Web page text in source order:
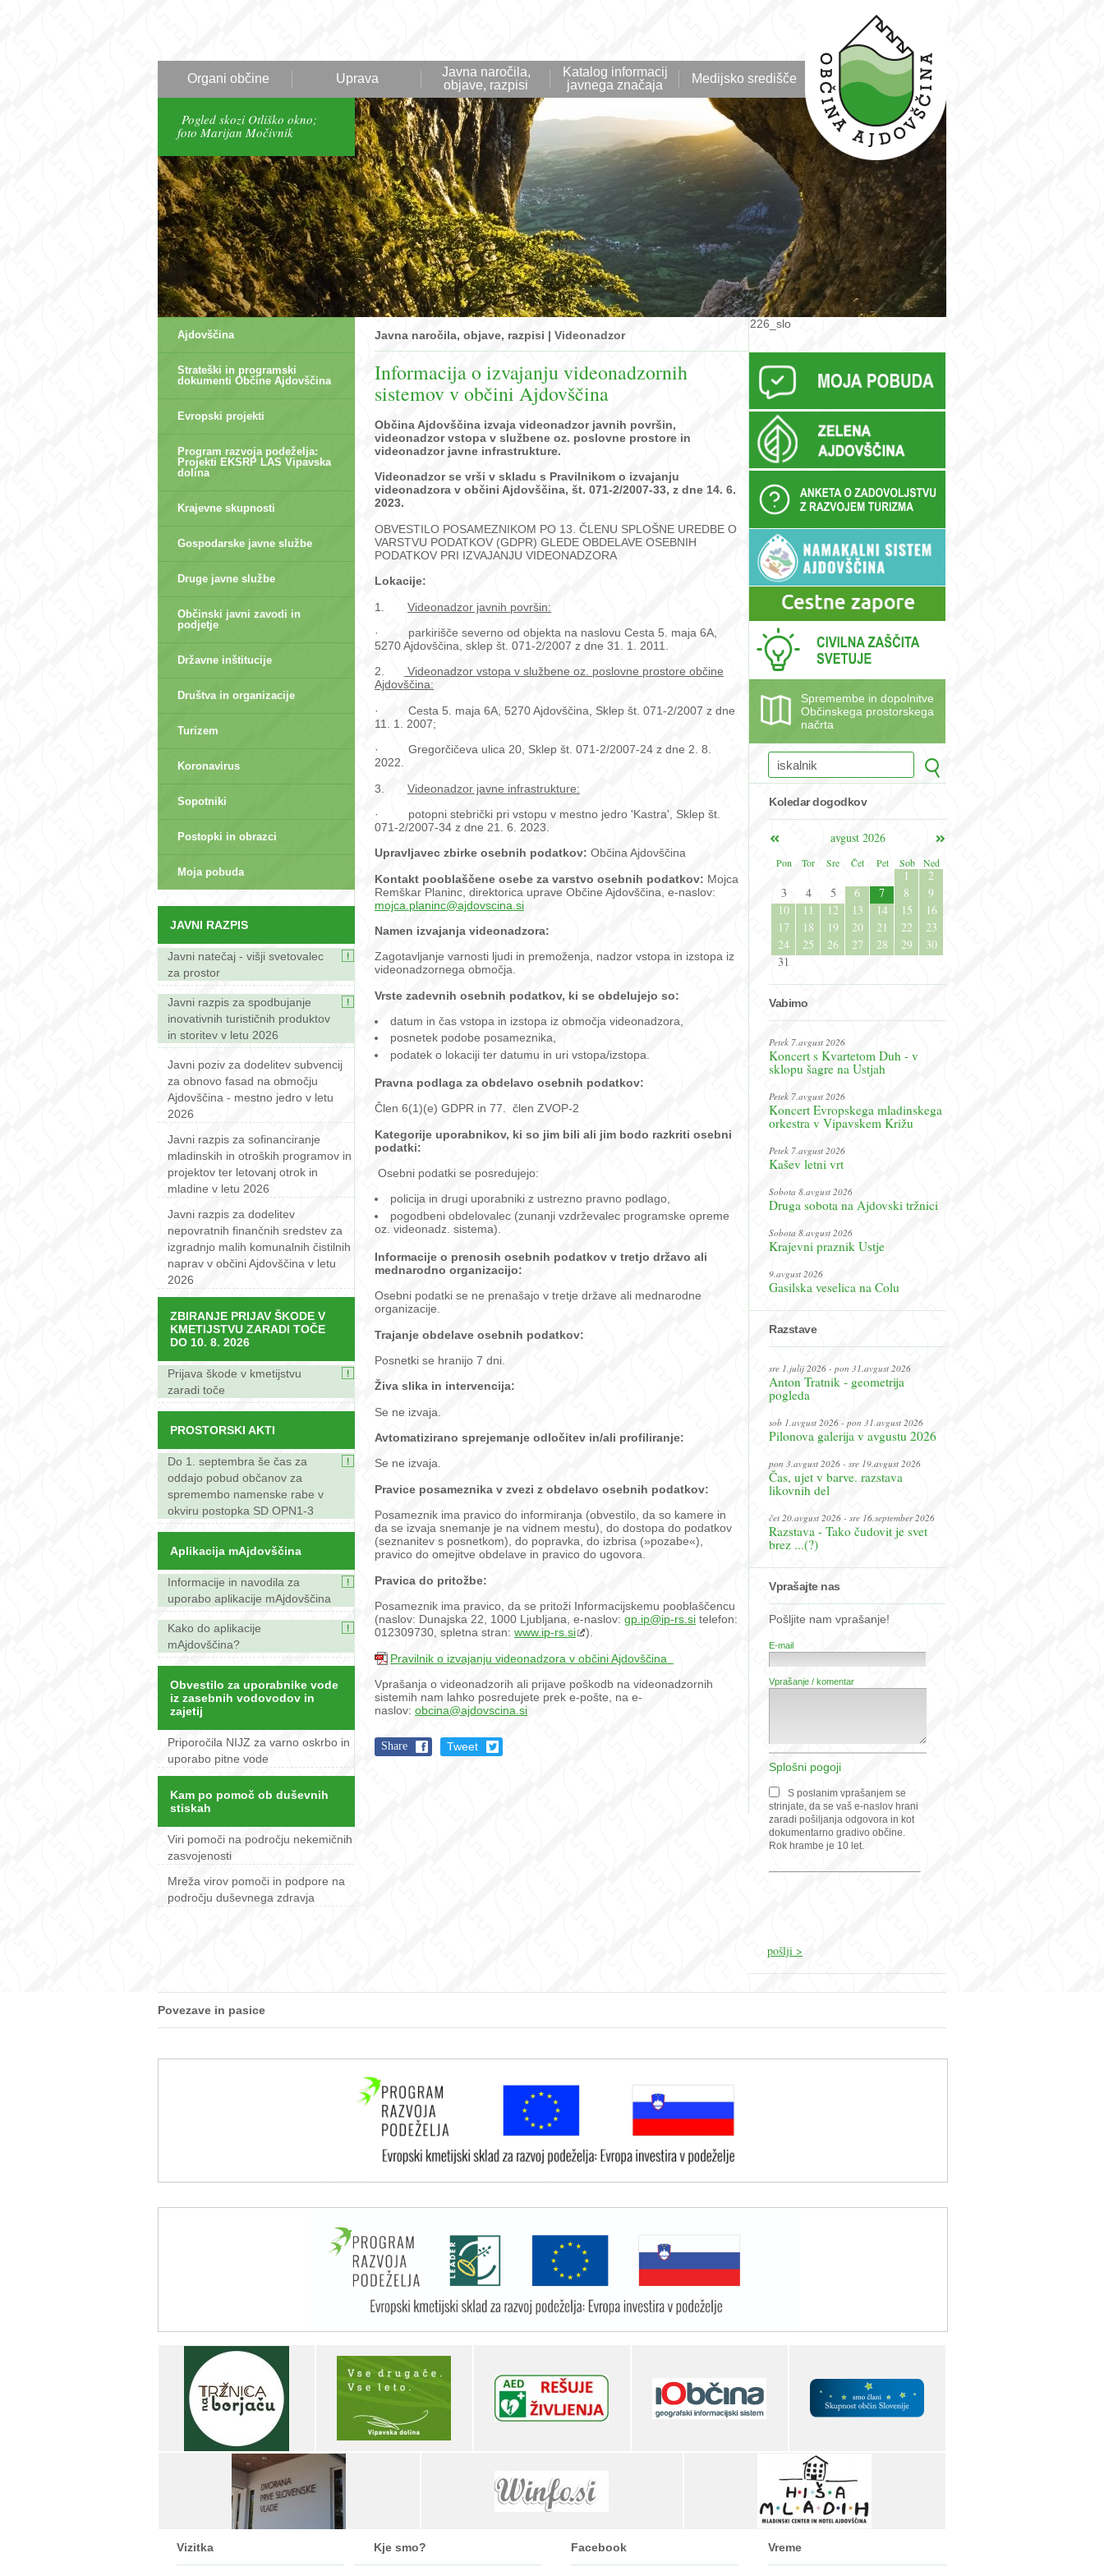
Organi občine Uprava
Javna naročila,
objave, razpisi
Katalog informacij
javnega značaja
Medijsko središče
Pogled skozi Otliško okno;
foto Marijan Močivnik
Ajdovščina
Strateški in programski
dokumenti Občine Ajdovščina
Evropski projekti
Program razvoja podeželja:
Projekti EKSRP LAS Vipavska
dolina
Krajevne skupnosti
Gospodarske javne službe
Druge javne službe
Občinski javni zavodi in
podjetje
Državne inštitucije
Društva in organizacije
Turizem
Koronavirus
Sopotniki
Postopki in obrazci
Moja pobuda
JAVNI RAZPIS
Javni natečaj - višji svetovalec
za prostor
Javni razpis za spodbujanje
inovativnih turističnih produktov
in storitev v letu 2026
Javni poziv za dodelitev subvencij
za obnovo fasad na območju
Ajdovščina - mestno jedro v letu
2026
Javni razpis za sofinanciranje
mladinskih in otroških programov in
projektov ter letovanj otrok in
mladine v letu 2026
Javni razpis za dodelitev
nepovratnih finančnih sredstev za
izgradnjo malih komunalnih čistilnih
naprav v občini Ajdovščina v letu
2026
ZBIRANJE PRIJAV ŠKODE V
KMETIJSTVU ZARADI TOČE
DO 10. 8. 2026
Prijava škode v kmetijstvu
zaradi toče
PROSTORSKI AKTI
Do 1. septembra še čas za
oddajo pobud občanov za
spremembo namenske rabe v
okviru postopka SD OPN1-3
Aplikacija mAjdovščina
Informacije in navodila za
uporabo aplikacije mAjdovščina
Kako do aplikacije
mAjdovščina?
Obvestilo za uporabnike vode
iz zasebnih vodovodov in
zajetij
Priporočila NIJZ za varno oskrbo in
uporabo pitne vode
Kam po pomoč ob duševnih
stiskah
Viri pomoči na področju nekemičnih
zasvojenosti
Mreža virov pomoči in podpore na
področju duševnega zdravja
Javna naročila, objave, razpisi | Videonadzor
Informacija o izvajanju videonadzornih
sistemov v občini Ajdovščina
226_slo
Občina Ajdovščina izvaja videonadzor javnih površin,
videonadzor vstopa v službene oz. poslovne prostore in
videonadzor javne infrastrukture.
Videonadzor se vrši v skladu s Pravilnikom o izvajanju
videonadzora v občini Ajdovščina, št. 071-2/2007-33, z dne 14. 6.
2023.
OBVESTILO POSAMEZNIKOM PO 13. ČLENU SPLOŠNE UREDBE O
VARSTVU PODATKOV (GDPR) GLEDE OBDELAVE OSEBNIH
PODATKOV PRI IZVAJANJU VIDEONADZORA
Lokacije:
1. Videonadzor javnih površin:
· parkirišče severno od objekta na naslovu Cesta 5. maja 6A,
5270 Ajdovščina, sklep št. 071-2/2007 z dne 31. 1. 2011.
2.
Videonadzor vstopa v službene oz. poslovne prostore občine
Ajdovščina:
· Cesta 5. maja 6A, 5270 Ajdovščina, Sklep št. 071-2/2007 z dne
11. 1. 2007;
· Gregorčičeva ulica 20, Sklep št. 071-2/2007-24 z dne 2. 8.
2022.
3. Videonadzor javne infrastrukture:
· potopni stebrički pri vstopu v mestno jedro 'Kastra', Sklep št.
071-2/2007-34 z dne 21. 6. 2023.
Upravljavec zbirke osebnih podatkov: Občina Ajdovščina
Kontakt pooblaščene osebe za varstvo osebnih podatkov: Mojca
Remškar Planinc, direktorica uprave Občine Ajdovščina, e-naslov:
mojca.planinc@ajdovscina.si
Namen izvajanja videonadzora:
Zagotavljanje varnosti ljudi in premoženja, nadzor vstopa in izstopa iz
videonadzornega območja.
Vrste zadevnih osebnih podatkov, ki se obdelujejo so:
datum in čas vstopa in izstopa iz območja videonadzora,
posnetek podobe posameznika,
podatek o lokaciji ter datumu in uri vstopa/izstopa.
Pravna podlaga za obdelavo osebnih podatkov:
Člen 6(1)(e) GDPR in 77. člen ZVOP-2
Kategorije uporabnikov, ki so jim bili ali jim bodo razkriti osebni
podatki:
Osebni podatki se posredujejo:
policija in drugi uporabniki z ustrezno pravno podlago,
pogodbeni obdelovalec (zunanji vzdrževalec programske opreme
oz. videonadz. sistema).
Informacije o prenosih osebnih podatkov v tretjo državo ali
mednarodno organizacijo:
Osebni podatki se ne prenašajo v tretje države ali mednarodne
organizacije.
Trajanje obdelave osebnih podatkov:
Posnetki se hranijo 7 dni.
Živa slika in intervencija:
Se ne izvaja.
Avtomatizirano sprejemanje odločitev in/ali profiliranje:
Se ne izvaja.
Pravice posameznika v zvezi z obdelavo osebnih podatkov:
Posameznik ima pravico do informiranja (obvestilo, da so kamere in
da se izvaja snemanje je na vidnem mestu), do dostopa do podatkov
(seznanitev s posnetkom), do popravka, do izbrisa (»pozabe«),
pravico do omejitve obdelave in pravico do ugovora.
Pravica do pritožbe:
Posameznik ima pravico, da se pritoži Informacijskemu pooblaščencu
(naslov: Dunajska 22, 1000 Ljubljana, e-naslov: gp.ip@ip-rs.si telefon:
012309730, spletna stran: www.ip-rs.si
).
Pravilnik o izvajanju videonadzora v občini Ajdovščina
Vprašanja o videonadzorih ali prijave poškodb na videonadzornih
sistemih nam lahko posredujete prek e-pošte, na e-
naslov: obcina@ajdovscina.si
Share Tweet
Spremembe in dopolnitve
Občinskega prostorskega
načrta
Koledar dogodkov
avgust 2026
Pon
Tor Sre Čet Pet Sob Ned
1
2
3
4 5 6 7 8
9
10
11 12 13 14 15
16
17
18 19 20 21 22
23
24
25 26 27 28 29
30
31
Vabimo
Petek 7.avgust 2026
Koncert s Kvartetom Duh - v
sklopu šagre na Ustjah
Petek 7.avgust 2026
Koncert Evropskega mladinskega
orkestra v Vipavskem Križu
Petek 7.avgust 2026
Kašev letni vrt
Sobota 8.avgust 2026
Druga sobota na Ajdovski tržnici
Sobota 8.avgust 2026
Krajevni praznik Ustje
9.avgust 2026
Gasilska veselica na Colu
Razstave
sre 1.julij 2026 - pon 31.avgust 2026
Anton Tratnik - geometrija
pogleda
sob 1.avgust 2026 - pon 31.avgust 2026
Pilonova galerija v avgustu 2026
pon 3.avgust 2026 - sre 19.avgust 2026
Čas, ujet v barve. razstava
likovnih del
čet 20.avgust 2026 - sre 16.september 2026
Razstava - Tako čudovit je svet
brez ...(?)
Vprašajte nas
Pošljite nam vprašanje!
E-mail
Vprašanje / komentar
Splošni pogoji
S poslanim vprašanjem se
strinjate, da se vaš e-naslov hrani
zaradi pošiljanja odgovora in kot
dokumentarno gradivo občine.
Rok hrambe je 10 let.
Povezave in pasice
Vizitka Kje smo? Facebook Vreme